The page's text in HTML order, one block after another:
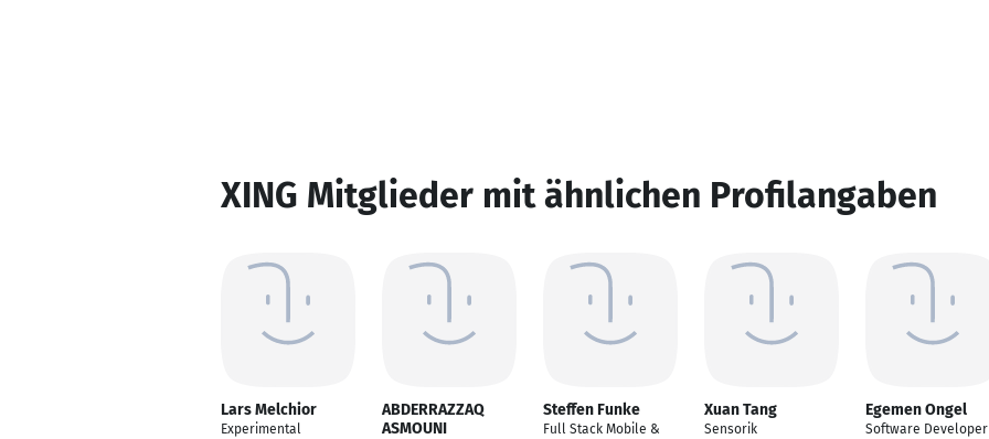
XING Mitglieder mit ähnlichen Profilangaben
Lars Melchior
Experimental
ABDERRAZZAQ
ASMOUNI
Steffen Funke
Full Stack Mobile &
Xuan Tang
Sensorik
Egemen Ongel
Software Developer